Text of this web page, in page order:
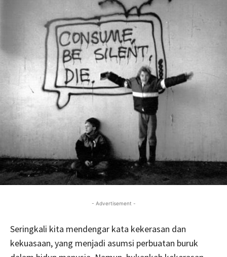
- Advertisement -
Seringkali kita mendengar kata kekerasan dan
kekuasaan, yang menjadi asumsi perbuatan buruk